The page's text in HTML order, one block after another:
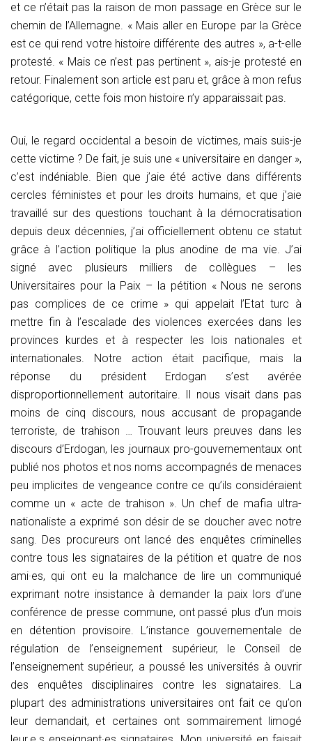
et ce n’était pas la raison de mon passage en Grèce sur le
chemin de l’Allemagne. « Mais aller en Europe par la Grèce
est ce qui rend votre histoire différente des autres », a-t-elle
protesté. « Mais ce n’est pas pertinent », ais-je protesté en
retour. Finalement son article est paru et, grâce à mon refus
catégorique, cette fois mon histoire n’y apparaissait pas.
Oui, le regard occidental a besoin de victimes, mais suis-je
cette victime ? De fait, je suis une « universitaire en danger »,
c’est indéniable. Bien que j’aie été active dans différents
cercles féministes et pour les droits humains, et que j’aie
travaillé sur des questions touchant à la démocratisation
depuis deux décennies, j’ai officiellement obtenu ce statut
grâce à l’action politique la plus anodine de ma vie. J’ai
signé avec plusieurs milliers de collègues – les
Universitaires pour la Paix – la pétition « Nous ne serons
pas complices de ce crime » qui appelait l’Etat turc à
mettre fin à l’escalade des violences exercées dans les
provinces kurdes et à respecter les lois nationales et
internationales. Notre action était pacifique, mais la
réponse du président Erdogan s’est avérée
disproportionnellement autoritaire. Il nous visait dans pas
moins de cinq discours, nous accusant de propagande
terroriste, de trahison … Trouvant leurs preuves dans les
discours d’Erdogan, les journaux pro-gouvernementaux ont
publié nos photos et nos noms accompagnés de menaces
peu implicites de vengeance contre ce qu’ils considéraient
comme un « acte de trahison ». Un chef de mafia ultra-
nationaliste a exprimé son désir de se doucher avec notre
sang. Des procureurs ont lancé des enquêtes criminelles
contre tous les signataires de la pétition et quatre de nos
ami·es, qui ont eu la malchance de lire un communiqué
exprimant notre insistance à demander la paix lors d’une
conférence de presse commune, ont passé plus d’un mois
en détention provisoire. L’instance gouvernementale de
régulation de l’enseignement supérieur, le Conseil de
l’enseignement supérieur, a poussé les universités à ouvrir
des enquêtes disciplinaires contre les signataires. La
plupart des administrations universitaires ont fait ce qu’on
leur demandait, et certaines ont sommairement limogé